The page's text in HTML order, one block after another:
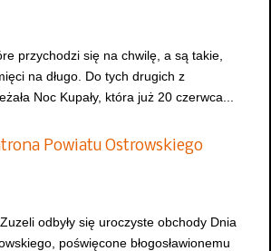
przychodzi się na chwilę, a są takie,
na długo. Do tych drugich z
Noc Kupały, która już 20 czerwca...
Powiatu Ostrowskiego
odbyły się uroczyste obchody Dnia
poświęcone błogosławionemu